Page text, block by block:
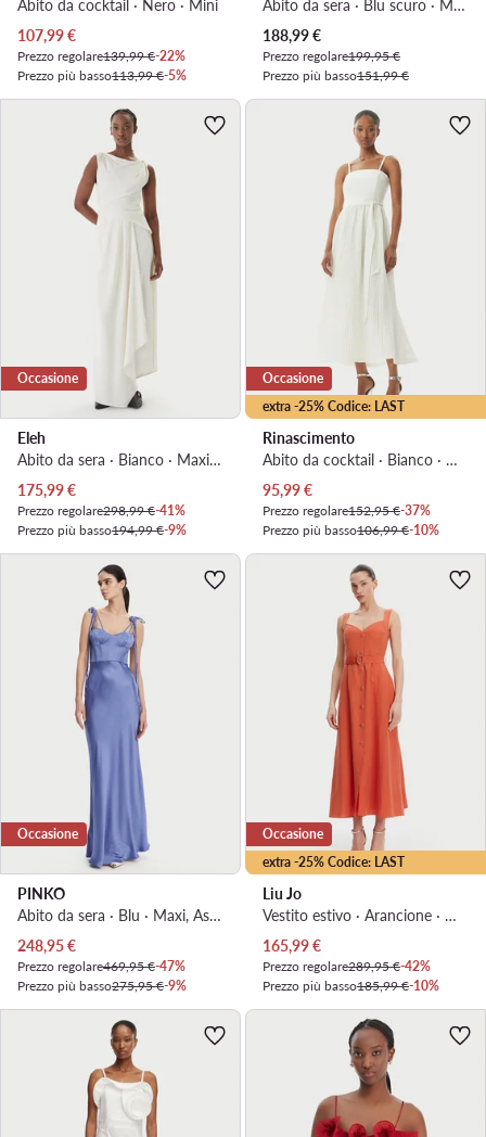
Abito da cocktail · Nero · Mini
Prezzo attuale
107,99€
Prezzo regolare139,99 €-22%
Prezzo più basso113,99 €-5%
Abito da sera · Blu scuro · Maxi, Asimmetrica
Prezzo attuale
188,99€
Prezzo regolare199,95 €
Prezzo più basso151,99 €
Occasione
Eleh
Abito da sera · Bianco · Maxi, Asimmetrica
Prezzo attuale
175,99€
Prezzo regolare298,99 €-41%
Prezzo più basso194,99 €-9%
extra -25% Codice: LAST
Occasione
Rinascimento
Abito da cocktail · Bianco · Midi
Prezzo attuale
95,99€
Prezzo regolare152,95 €-37%
Prezzo più basso106,99 €-10%
Occasione
PINKO
Abito da sera · Blu · Maxi, Asimmetrica
Prezzo attuale
248,95€
Prezzo regolare469,95 €-47%
Prezzo più basso275,95 €-9%
extra -25% Codice: LAST
Occasione
Liu Jo
Vestito estivo · Arancione · Midi
Prezzo attuale
165,99€
Prezzo regolare289,95 €-42%
Prezzo più basso185,99 €-10%